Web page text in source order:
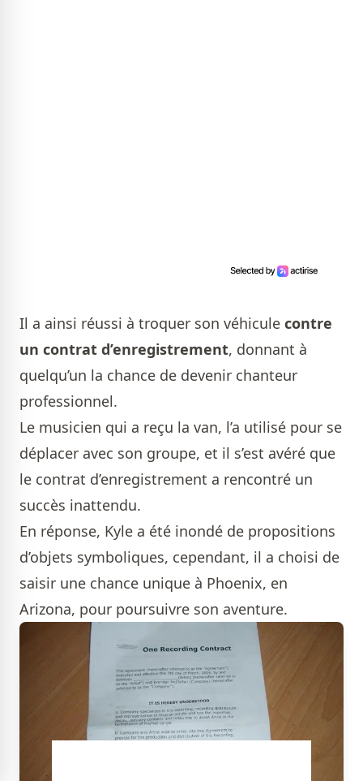
Il a ainsi réussi à troquer son véhicule contre
un contrat d’enregistrement, donnant à
quelqu’un la chance de devenir chanteur
professionnel.
Le musicien qui a reçu la van, l’a utilisé pour se
déplacer avec son groupe, et il s’est avéré que
le contrat d’enregistrement a rencontré un
succès inattendu.
En réponse, Kyle a été inondé de propositions
d’objets symboliques, cependant, il a choisi de
saisir une chance unique à Phoenix, en
Arizona, pour poursuivre son aventure.